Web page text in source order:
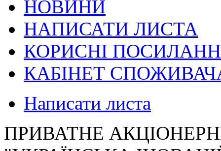
НОВИНИ
НАПИСАТИ ЛИСТА
КОРИСНІ
КАБІНЕТ
Написати листа
ПРИВАТНЕ